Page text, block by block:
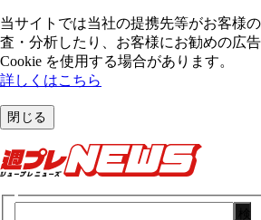
当サイトでは当社の提携先等がお客様
査・分析したり、お客様にお勧めの広
Cookie を使⽤する場合があります。
詳しくはこちら
閉じる